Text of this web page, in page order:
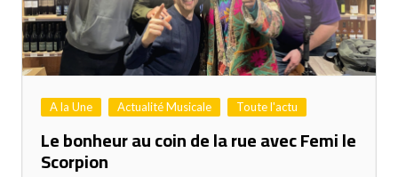
A la Une Actualité Musicale Toute l'actu
Le bonheur au coin de la rue avec Femi le
Scorpion